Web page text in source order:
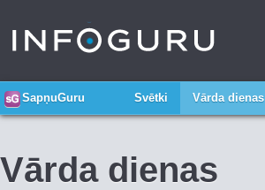
SapņuGuru Svētki Vārda dienas
Vārda dienas